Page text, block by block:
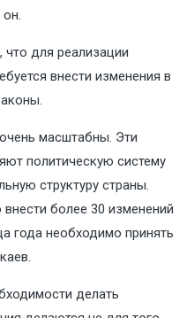
для реализации
внести изменения в
масштабны. Эти
политическую систему
структуру страны.
более 30 изменений
года необходимо принять
делать